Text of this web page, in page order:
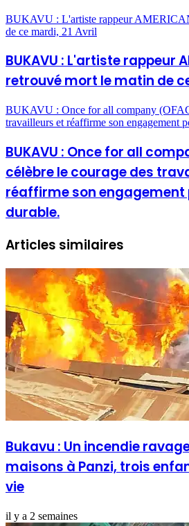
BUKAVU : L'artiste rappeur
de ce mardi, 21 Avril
BUKAVU : L'artiste rappeur
retrouvé mort le matin de
BUKAVU : Once for all company
travailleurs et réaffirme son engagement
BUKAVU : Once for all
célèbre le courage des
réaffirme son engagement
durable.
Articles similaires
Bukavu : Un incendie
maisons à Panzi, trois
vie
il y a 2 semaines